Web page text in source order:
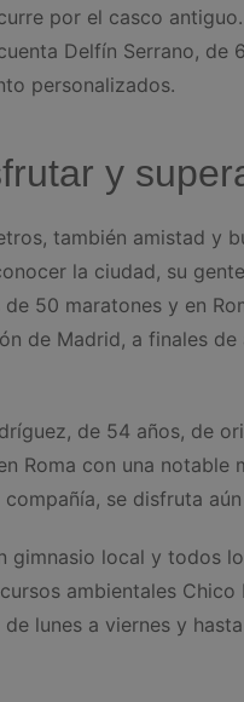
por el casco
Delfín Serrano, de
personalizados.
y
también amistad y
la ciudad, su
50 maratones y en
de Madrid, a finales de
de 54 años, de
Roma con una notable
se disfruta aún
gimnasio local y todos
ambientales Chico
lunes a viernes y